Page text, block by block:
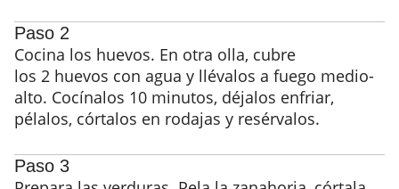
Paso 2
Cocina los huevos. En otra olla, cubre
los 2 huevos con agua y llévalos a fuego medio-
alto. Cocínalos 10 minutos, déjalos enfriar,
pélalos, córtalos en rodajas y resérvalos.
Paso 3